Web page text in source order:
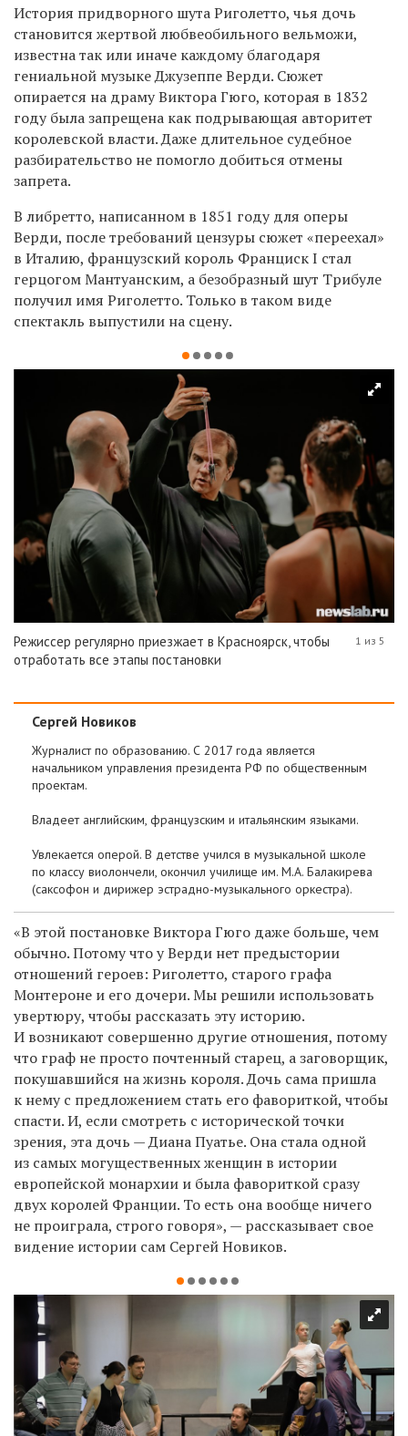
История придворного шута Риголетто, чья дочь
становится жертвой любвеобильного вельможи,
известна так или иначе каждому благодаря
гениальной музыке Джузеппе Верди. Сюжет
опирается на драму Виктора Гюго, которая в 1832
году была запрещена как подрывающая авторитет
королевской власти. Даже длительное судебное
разбирательство не помогло добиться отмены
запрета.
В либретто, написанном в 1851 году для оперы
Верди, после требований цензуры сюжет «переехал»
в Италию, французский король Франциск I стал
герцогом Мантуанским, а безобразный шут Трибуле
получил имя Риголетто. Только в таком виде
спектакль выпустили на сцену.
Режиссер регулярно приезжает в Красноярск, чтобы
отработать все этапы постановки
1 из 5
Сергей Новиков
Журналист по образованию. С 2017 года является
начальником управления президента РФ по общественным
проектам.
Владеет английским, французским и итальянским языками.
Увлекается оперой. В детстве учился в музыкальной школе
по классу виолончели, окончил училище им. М.А. Балакирева
(саксофон и дирижер эстрадно-музыкального оркестра).
«В этой постановке Виктора Гюго даже больше, чем
обычно. Потому что у Верди нет предыстории
отношений героев: Риголетто, старого графа
Монтероне и его дочери. Мы решили использовать
увертюру, чтобы рассказать эту историю.
И возникают совершенно другие отношения, потому
что граф не просто почтенный старец, а заговорщик,
покушавшийся на жизнь короля. Дочь сама пришла
к нему с предложением стать его фавориткой, чтобы
спасти. И, если смотреть с исторической точки
зрения, эта дочь — Диана Пуатье. Она стала одной
из самых могущественных женщин в истории
европейской монархии и была фавориткой сразу
двух королей Франции. То есть она вообще ничего
не проиграла, строго говоря», — рассказывает свое
видение истории сам Сергей Новиков.